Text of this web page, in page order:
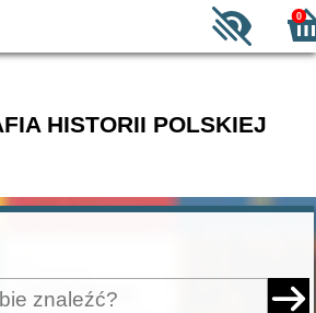
0
HISTORII POLSKIEJ